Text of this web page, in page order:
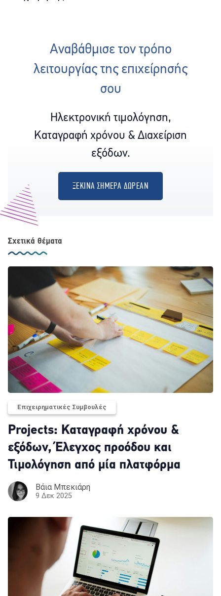
Αναβάθμισε τον τρόπο
λειτουργίας της επιχείρησής
σου
Ηλεκτρονική τιμολόγηση,
Καταγραφή χρόνου & Διαχείριση
εξόδων.
ΞΕΚΙΝΑ ΣΗΜΕΡΑ ΔΩΡΕΑΝ
Σχετικά θέματα
Επιχειρηματικές Συμβουλές
Projects: Καταγραφή χρόνου &
εξόδων, Έλεγχος προόδου και
Τιμολόγηση από μία πλατφόρμα
Βάια Μπεκιάρη
9 Δεκ 2025